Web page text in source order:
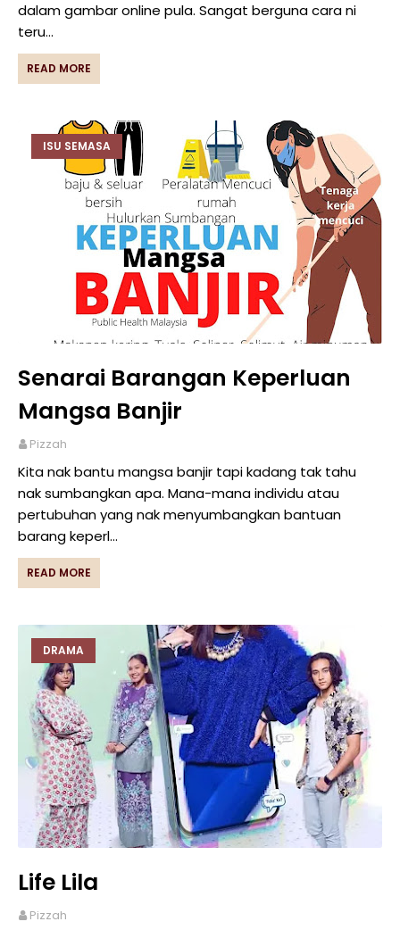
dalam gambar online pula. Sangat berguna cara ni
teru…
READ MORE
ISU SEMASA
Senarai Barangan Keperluan
Mangsa Banjir
Pizzah
Kita nak bantu mangsa banjir tapi kadang tak tahu
nak sumbangkan apa. Mana-mana individu atau
pertubuhan yang nak menyumbangkan bantuan
barang keperl…
READ MORE
DRAMA
Life Lila
Pizzah